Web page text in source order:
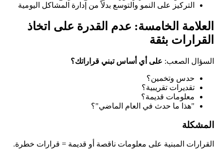
التركيز على النمو والتوسع بدلاً من إدارة المشاكل اليومية
العلامة الخامسة: عدم القدرة على اتخاذ
القرارات بثقة
السؤال الصعب: على أي أساس تبني قراراتك؟
حدس وتخمين؟
تقديرات تقريبية؟
معلومات قديمة؟
"هذا ما حدث في العام الماضي"؟
المشكلة
القرارات المبنية على معلومات ناقصة أو قديمة = قرارات خطرة.